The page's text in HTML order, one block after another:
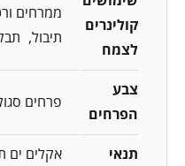
קולינרים
לצמח
ממרחים
תיבול
צבע
הפרחים
פרחים
תנאי
אקלים ים